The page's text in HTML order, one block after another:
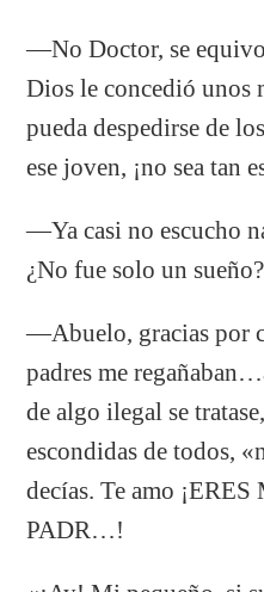
—No Doctor, se
Dios le concedió unos
pueda despedirse de
ese joven, ¡no sea tan
—Ya casi no escucho
¿No fue solo un sueño?
—Abuelo, gracias por
padres me
de algo ilegal se
escondidas de todos,
decías. Te amo
PADR…!